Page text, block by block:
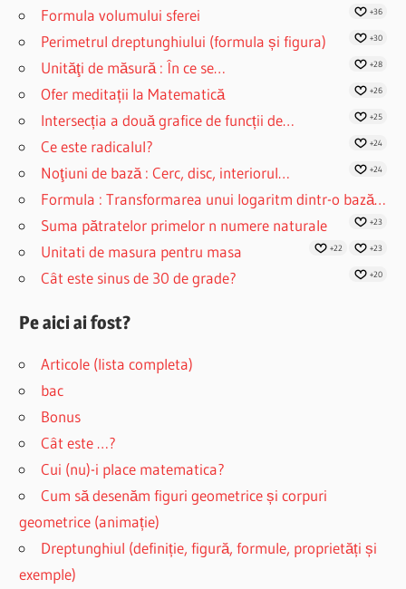
Formula volumului sferei +36
Perimetrul dreptunghiului (formula și figura) +30
Unităţi de măsură : În ce se… +28
Ofer meditații la Matematică +26
Intersecția a două grafice de funcții de… +25
Ce este radicalul? +24
Noţiuni de bază : Cerc, disc, interiorul… +24
Formula : Transformarea unui logaritm dintr-o bază…
+23
Suma pătratelor primelor n numere naturale
+23
Unitati de masura pentru masa +22
Cât este sinus de 30 de grade? +20
Pe aici ai fost?
Articole (lista completa)
bac
Bonus
Cât este …?
Cui (nu)-i place matematica?
Cum să desenăm figuri geometrice și corpuri
geometrice (animație)
Dreptunghiul (definiție, figură, formule, proprietăți și
exemple)